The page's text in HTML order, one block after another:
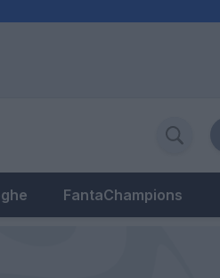
FantaChampions